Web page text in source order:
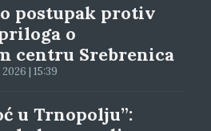
postupak protiv
o
centru Srebrenica
| 15:39
u Trnopolju”: